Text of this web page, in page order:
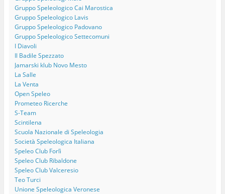
Gruppo Speleologico Cai Marostica
Gruppo Speleologico Lavis
Gruppo Speleologico Padovano
Gruppo Speleologico Settecomuni
I Diavoli
Il Badile Spezzato
Jamarski klub Novo Mesto
La Salle
La Venta
Open Speleo
Prometeo Ricerche
S-Team
Scintilena
Scuola Nazionale di Speleologia
Società Speleologica Italiana
Speleo Club Forlì
Speleo Club Ribaldone
Speleo Club Valceresio
Teo Turci
Unione Speleologica Veronese